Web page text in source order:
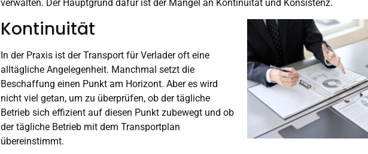
verwalten. Der Hauptgrund dafür ist der Mangel an Kontinuität und Konsistenz.
Kontinuität
In der Praxis ist der Transport für Verlader oft eine
alltägliche Angelegenheit. Manchmal setzt die
Beschaffung einen Punkt am Horizont. Aber es wird
nicht viel getan, um zu überprüfen, ob der tägliche
Betrieb sich effizient auf diesen Punkt zubewegt und ob
der tägliche Betrieb mit dem Transportplan
übereinstimmt.